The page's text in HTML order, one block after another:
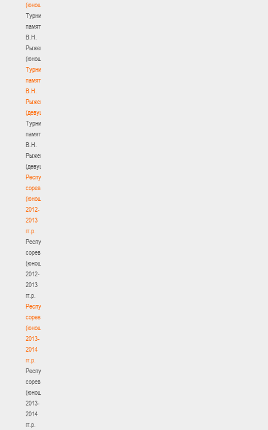
(юноши)
Турнир
памяти
В.Н.
Рыженкова
(юноши)
Турнир
памяти
В.Н.
Рыженкова
(девушки)
Турнир
памяти
В.Н.
Рыженкова
(девушки)
Республиканские
соревнования
(юноши)
2012-
2013
гг.р.
Республиканские
соревнования
(юноши)
2012-
2013
гг.р.
Республиканские
соревнования
(юноши)
2013-
2014
гг.р.
Республиканские
соревнования
(юноши)
2013-
2014
гг.р.